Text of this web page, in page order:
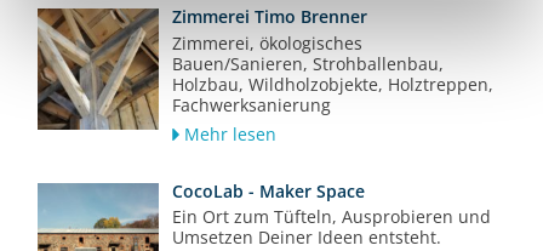
Zimmerei Timo Brenner
Zimmerei, ökologisches
Bauen/Sanieren, Strohballenbau,
Holzbau, Wildholzobjekte, Holztreppen,
Fachwerksanierung
Mehr lesen
CocoLab - Maker Space
Ein Ort zum Tüfteln, Ausprobieren und
Umsetzen Deiner Ideen entsteht.